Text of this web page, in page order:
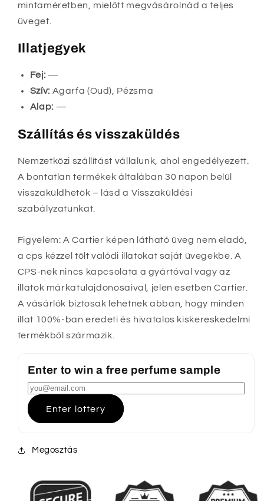
mintaméretben, mielőtt megvásárolnád a teljes
üveget.
Illatjegyek
Fej: —
Szív: Agarfa (Oud), Pézsma
Alap: —
Szállítás és visszaküldés
Nemzetközi szállítást vállalunk, ahol engedélyezett.
A bontatlan termékek általában 30 napon belül
visszaküldhetők – lásd a Visszaküldési
szabályzatunkat.
Figyelem: A Cartier képen látható üveg nem eladó,
a cps kézzel tölt valódi illatokat saját üvegekbe. A
CPS-nek nincs kapcsolata a gyártóval vagy az
illatok márkatulajdonosaival, jelen esetben Cartier.
A vásárlók biztosak lehetnek abban, hogy minden
illat 100%-ban eredeti és hivatalos kiskereskedelmi
termékből származik.
Enter to win a free perfume sample
Enter lottery
Megosztás